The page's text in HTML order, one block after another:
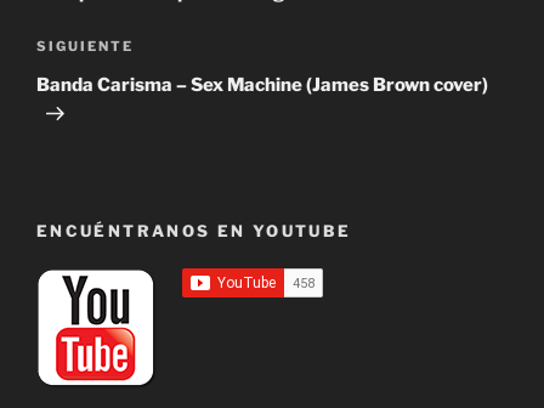
entradas
Siguiente
entrada
SIGUIENTE
Banda Carisma – Sex Machine (James Brown cover)
ENCUÉNTRANOS EN YOUTUBE